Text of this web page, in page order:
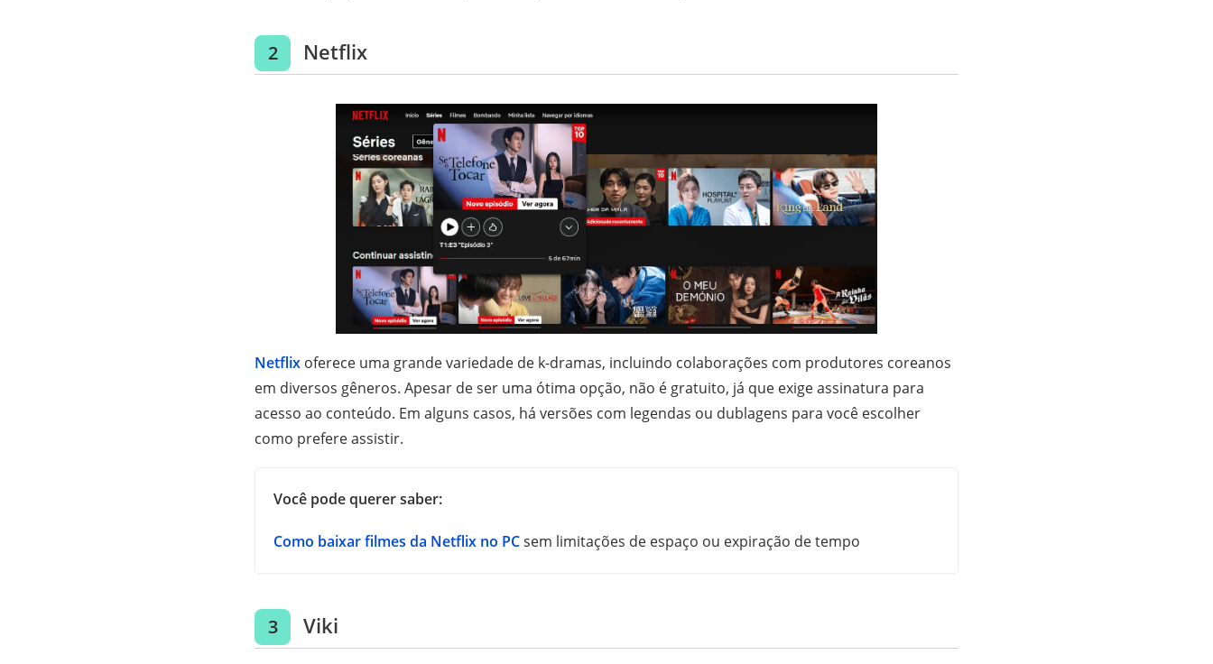
2 Netflix
Netflix oferece uma grande variedade de k-dramas, incluindo colaborações com produtores coreanos
em diversos gêneros. Apesar de ser uma ótima opção, não é gratuito, já que exige assinatura para
acesso ao conteúdo. Em alguns casos, há versões com legendas ou dublagens para você escolher
como prefere assistir.
Você pode querer saber:
Como baixar filmes da Netflix no PCsem limitações de espaço ou expiração de tempo
3 Viki